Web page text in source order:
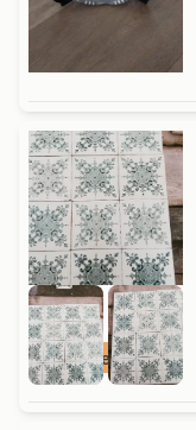
veel meer op site